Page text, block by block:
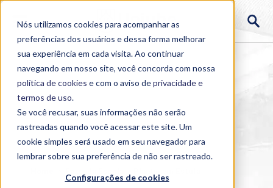
Nós utilizamos cookies para acompanhar as
preferências dos usuários e dessa forma melhorar
sua experiência em cada visita. Ao continuar
navegando em nosso site, você concorda com nossa
política de cookies e com o aviso deprivacidade e
termos de uso.
Se você recusar, suas informações não serão
rastreadas quando você acessar este site. Um
cookie simples será usado em seu navegador para
lembrar sobre sua preferência de não ser rastreado.
Configurações de cookies